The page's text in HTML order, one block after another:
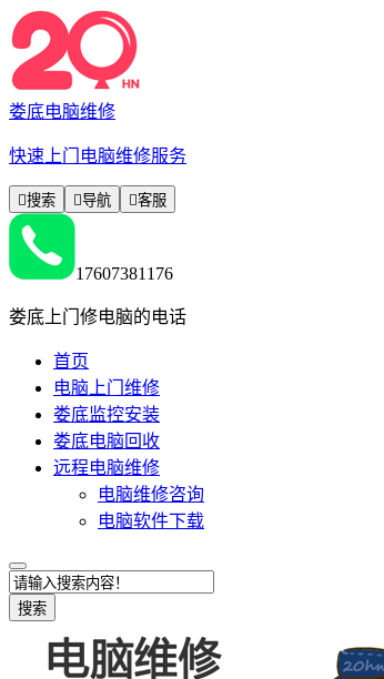
娄底电脑维修
快速上门电脑维修服务
搜索 导航 客服
17607381176
娄底上门修电脑的电话
首页
电脑上门维修
娄底监控安装
娄底电脑回收
远程电脑维修
电脑维修咨询
电脑软件下载
搜索